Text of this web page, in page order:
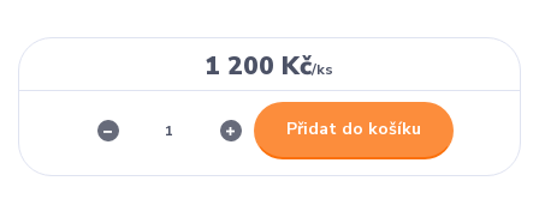
1 200 Kč/ks
Přidat do košíku